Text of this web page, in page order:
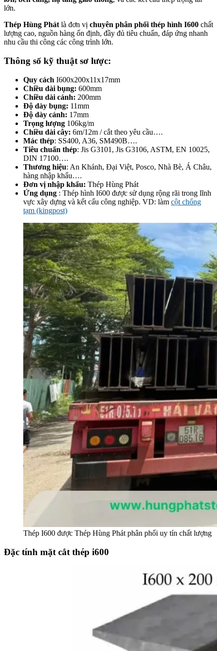
lớn.
Thép Hùng Phát là đơn vị chuyên phân phối thép hình I600 chất
lượng cao, nguồn hàng ổn định, đầy đủ tiêu chuẩn, đáp ứng nhanh
nhu cầu thi công các công trình lớn.
Thông số kỹ thuật sơ lược:
Quy cách I600x200x11x17mm
Chiều dài bụng: 600mm
Chiều dài cánh: 200mm
Độ dày bụng: 11mm
Độ dày cánh: 17mm
Trọng lượng 106kg/m
Chiều dài cây: 6m/12m / cắt theo yêu cầu….
Mác thép: SS400, A36, SM490B….
Tiêu chuẩn thép: Jis G3101, Jis G3106, ASTM, EN 10025,
DIN 17100….
Thương hiệu: An Khánh, Đại Việt, Posco, Nhà Bè, Á Châu,
hàng nhập khẩu….
Đơn vị nhập khẩu: Thép Hùng Phát
Ứng dụng : Thép hình I600 được sử dụng rộng rãi trong lĩnh
vực xây dựng và kết cấu công nghiệp. VD: làm cột chống
tạm (kingpost)
Thép I600 được Thép Hùng Phát phân phối uy tín chất lượng
Đặc tính mặt cắt thép i600